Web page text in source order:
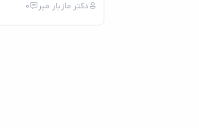
دکتر مازیار میر 0